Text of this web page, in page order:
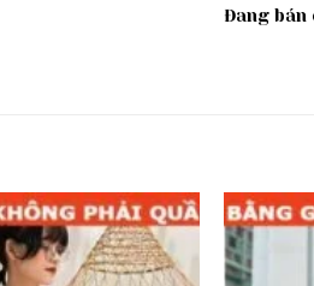
Đang bán
Add to
wishlist